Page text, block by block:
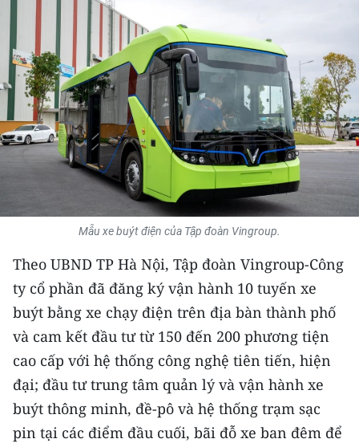
THẾ GIỚI
THỂ THAO
GIÁO DỤC
Y TẾ
KHOA HỌC - CÔNG NGHỆ
MÔI TRƯỜNG
BẠN ĐỌC
KIỂM CHỨNG THÔNG TIN
TRI THỨC CHUYÊN SÂU
54 DÂN TỘC VIỆT NAM
CHƯƠNG TRÌNH OCOP - MỖI XÃ
MỘT SẢN PHẨM
Mẫu xe buýt điện của Tập đoàn Vingroup.
Theo UBND TP Hà Nội, Tập đoàn Vingroup-Công
ty cổ phần đã đăng ký vận hành 10 tuyến xe
buýt bằng xe chạy điện trên địa bàn thành phố
và cam kết đầu tư từ 150 đến 200 phương tiện
cao cấp với hệ thống công nghệ tiên tiến, hiện
đại; đầu tư trung tâm quản lý và vận hành xe
buýt thông minh, đề-pô và hệ thống trạm sạc
pin tại các điểm đầu cuối, bãi đỗ xe ban đêm để